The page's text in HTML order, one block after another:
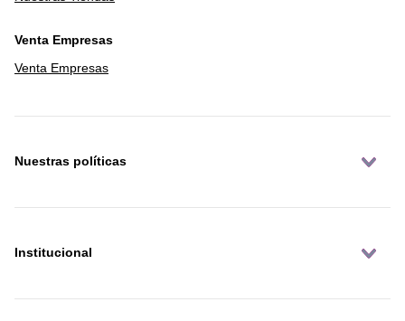
Venta Empresas
Venta Empresas
Nuestras políticas
Institucional